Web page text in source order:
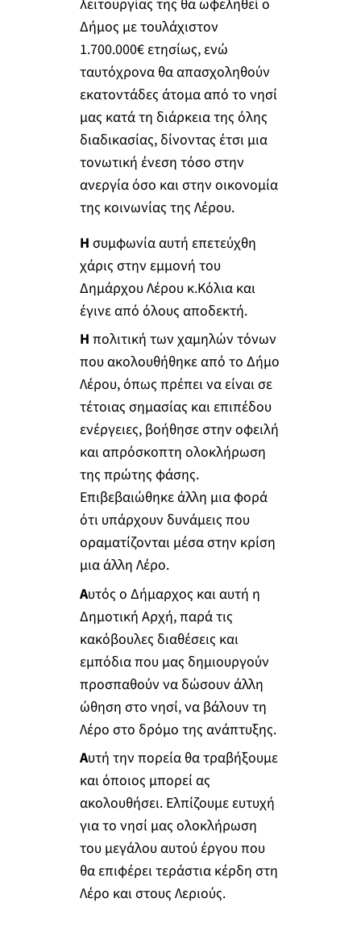
λειτουργίας της θα ωφεληθεί ο
Δήμος με τουλάχιστον
1.700.000€ ετησίως, ενώ
ταυτόχρονα θα απασχοληθούν
εκατοντάδες άτομα από το νησί
μας κατά τη διάρκεια της όλης
διαδικασίας, δίνοντας έτσι μια
τονωτική ένεση τόσο στην
ανεργία όσο και στην οικονομία
της κοινωνίας της Λέρου.
Η συμφωνία αυτή επετεύχθη
χάρις στην εμμονή του
Δημάρχου Λέρου κ.Κόλια και
έγινε από όλους αποδεκτή.
Η πολιτική των χαμηλών τόνων
που ακολουθήθηκε από το Δήμο
Λέρου, όπως πρέπει να είναι σε
τέτοιας σημασίας και επιπέδου
ενέργειες, βοήθησε στην οφειλή
και απρόσκοπτη ολοκλήρωση
της πρώτης φάσης.
Επιβεβαιώθηκε άλλη μια φορά
ότι υπάρχουν δυνάμεις που
οραματίζονται μέσα στην κρίση
μια άλλη Λέρο.
Αυτός ο Δήμαρχος και αυτή η
Δημοτική Αρχή, παρά τις
κακόβουλες διαθέσεις και
εμπόδια που μας δημιουργούν
προσπαθούν να δώσουν άλλη
ώθηση στο νησί, να βάλουν τη
Λέρο στο δρόμο της ανάπτυξης.
Αυτή την πορεία θα τραβήξουμε
και όποιος μπορεί ας
ακολουθήσει. Ελπίζουμε ευτυχή
για το νησί μας ολοκλήρωση
του μεγάλου αυτού έργου που
θα επιφέρει τεράστια κέρδη στη
Λέρο και στους Λεριούς.